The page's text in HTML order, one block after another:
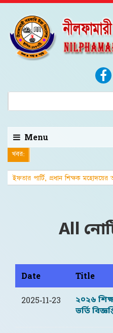
Menu
খবর:
ইফতার পার্টি, প্রধান শিক্ষক
All
Date Title
2025-11-23
২০২৬
ভর্তি